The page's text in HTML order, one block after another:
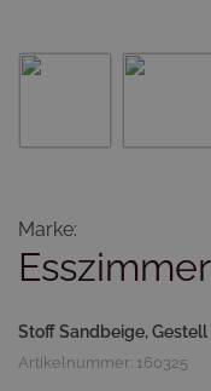
Marke:
Stoff Sandbeige,
Artikelnummer: 160325